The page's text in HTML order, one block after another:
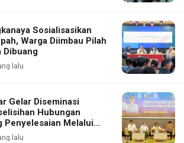
Sosialisasikan
Warga Diimbau Pilah
Dibuang
lalu
Gelar Diseminasi
Hubungan
Penyelesaian Melalui
lalu